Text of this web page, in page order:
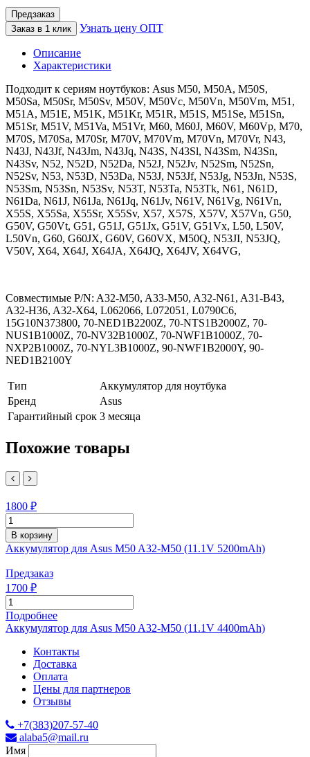
Предзаказ
Заказ в 1 клик
Узнать цену ОПТ
Описание
Характеристики
Подходит к сериям ноутбуков: Asus M50, M50A, M50S,
M50Sa, M50Sr, M50Sv, M50V, M50Vc, M50Vn, M50Vm, M51,
M51A, M51E, M51K, M51Kr, M51R, M51S, M51Se, M51Sn,
M51Sr, M51V, M51Va, M51Vr, M60, M60J, M60V, M60Vp, M70,
M70S, M70Sa, M70Sr, M70V, M70Vm, M70Vn, M70Vr, N43,
N43J, N43Jf, N43Jm, N43Jq, N43S, N43Sl, N43Sm, N43Sn,
N43Sv, N52, N52D, N52Da, N52J, N52Jv, N52Sm, N52Sn,
N52Sv, N53, N53D, N53Da, N53J, N53Jf, N53Jg, N53Jn, N53S,
N53Sm, N53Sn, N53Sv, N53T, N53Ta, N53Tk, N61, N61D,
N61Da, N61J, N61Ja, N61Jq, N61Jv, N61V, N61Vg, N61Vn,
X55S, X55Sa, X55Sr, X55Sv, X57, X57S, X57V, X57Vn, G50,
G50V, G50Vt, G51, G51J, G51Jx, G51V, G51Vx, L50, L50V,
L50Vn, G60, G60JX, G60V, G60VX, M50Q, N53JI, N53JQ,
V50V, X64, X64J, X64JA, X64JQ, X64JV, X64VG,
Совместимые P/N: A32-M50, A33-M50, A32-N61, A31-B43,
A32-H36, A32-X64, L062066, L072051, L0790C6,
15G10N373800, 70-NED1B2200Z, 70-NTS1B2000Z, 70-
NUS1B1000Z, 70-NV32B1000Z, 70-NWF1B1000Z, 70-
NXP2B1000Z, 70-NYL3B1000Z, 90-NWF1B2000Y, 90-
NED1B2100Y
Тип
Аккумулятор для ноутбука
Бренд
Asus
Гарантийный срок 3 месяца
Похожие товары
1800 ₽
В корзину
Аккумулятор для Asus M50 A32-M50 (11.1V 5200mAh)
Предзаказ
1700 ₽
Подробнее
Аккумулятор для Asus M50 A32-M50 (11.1V 4400mAh)
Контакты
Доставка
Оплата
Цены для партнеров
Отзывы
+7(383)207-57-40
alaba5@mail.ru
Имя